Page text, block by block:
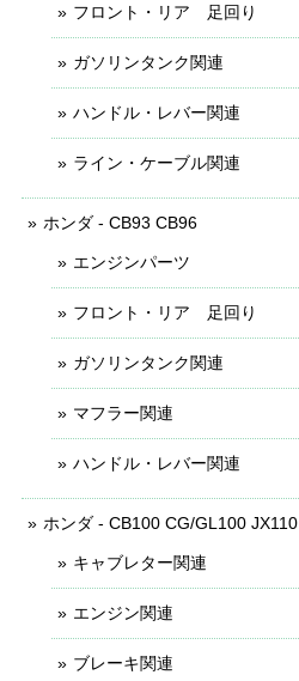
フロント・リア 足回り
ガソリンタンク関連
ハンドル・レバー関連
ライン・ケーブル関連
ホンダ - CB93 CB96
エンジンパーツ
フロント・リア 足回り
ガソリンタンク関連
マフラー関連
ハンドル・レバー関連
ホンダ - CB100 CG/GL100 JX110
キャブレター関連
エンジン関連
ブレーキ関連